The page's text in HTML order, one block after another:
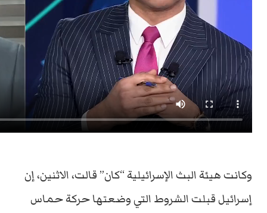
وكانت هيئة البث الإسرائيلية “كان” قالت، الاثنين، إن
إسرائيل قبلت الشروط التي وضعتها حركة حماس